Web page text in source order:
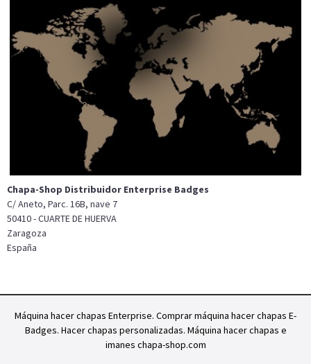
Chapa-Shop Distribuidor Enterprise Badges
C/ Aneto, Parc. 16B, nave 7
50410 - CUARTE DE HUERVA
Zaragoza
España
Máquina hacer chapas Enterprise. Comprar máquina hacer chapas E-
Badges. Hacer chapas personalizadas. Máquina hacer chapas e
imanes chapa-shop.com